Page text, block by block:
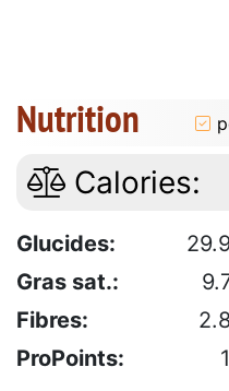
Nutrition
Calories:
Glucides:
Gras sat.:
Fibres:
ProPoints: